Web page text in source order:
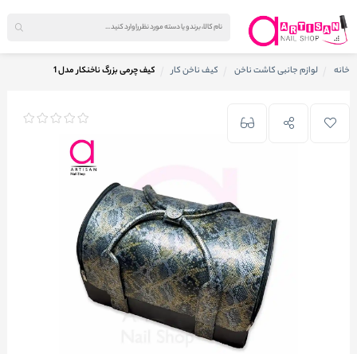
خانه لوازم جانبی کاشت ناخن کیف ناخن کار کیف چرمی بزرگ ناخنکار مدل 1